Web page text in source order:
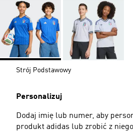
Strój Podstawowy
Personalizuj
Dodaj imię lub numer, aby
produkt adidas lub zrobić z